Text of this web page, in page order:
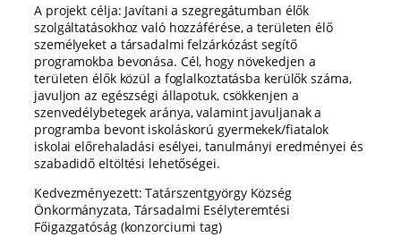
A projekt célja: Javítani a szegregátumban élők
szolgáltatásokhoz való hozzáférése, a területen élő
személyeket a társadalmi felzárkózást segítő
programokba bevonása. Cél, hogy növekedjen a
területen élők közül a foglalkoztatásba kerülők száma,
javuljon az egészségi állapotuk, csökkenjen a
szenvedélybetegek aránya, valamint javuljanak a
programba bevont iskoláskorú gyermekek/fiatalok
iskolai előrehaladási esélyei, tanulmányi eredményei és
szabadidő eltöltési lehetőségei.
Kedvezményezett: Tatárszentgyörgy Község
Önkormányzata, Társadalmi Esélyteremtési
Főigazgatóság (konzorciumi tag)